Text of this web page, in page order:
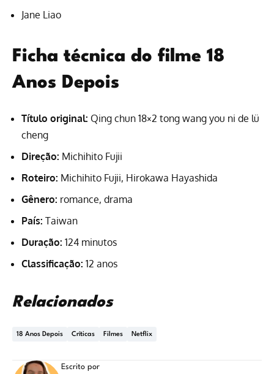
Jane Liao
Ficha técnica do filme 18
Anos Depois
Título original: Qing chun 18×2 tong wang you ni de lü
cheng
Direção: Michihito Fujii
Roteiro: Michihito Fujii, Hirokawa Hayashida
Gênero: romance, drama
País: Taiwan
Duração: 124 minutos
Classificação: 12 anos
Relacionados
18 Anos Depois Críticas Filmes Netflix
Escrito por